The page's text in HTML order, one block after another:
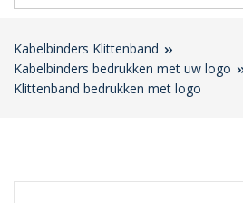
Kabelbinders Klittenband
Kabelbinders bedrukken met uw logo
Klittenband bedrukken met logo